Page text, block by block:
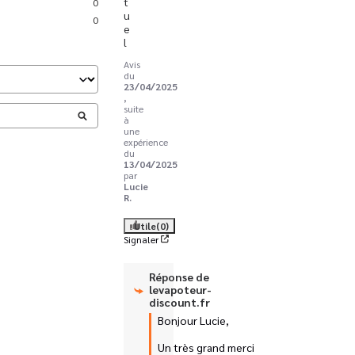
0
u
e
l
Avis
du
23/04/2025
,
suite
à
une
expérience
du
13/04/2025
par
Lucie
R.
Utile(0)
Signaler
Réponse de
levapoteur-
discount.fr
Bonjour Lucie,
Un très grand merci